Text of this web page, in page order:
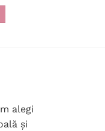
alegi
și